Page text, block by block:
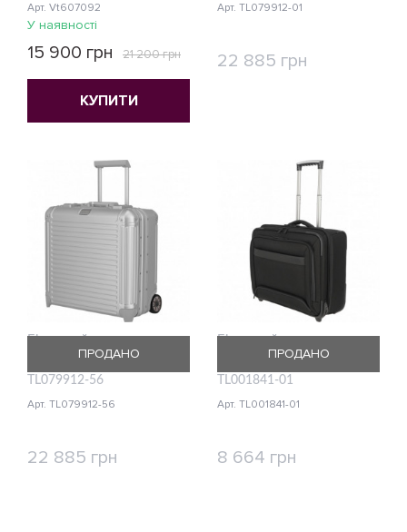
Арт. Vt607092
У наявності
15 900 грн 21 200 грн
КУПИТИ
Арт. TL079912-01
22 885 грн
Travelite Next Silver
TL079912-56
Арт. TL079912-56
ПРОДАНО
22 885 грн
Travelite Meet Black
TL001841-01
Арт. TL001841-01
ПРОДАНО
8 664 грн